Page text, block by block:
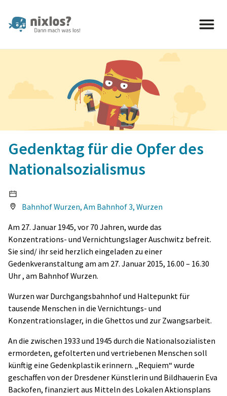
nixlos? Dann mach was
Gedenktag für die Opfer des
Nationalsozialismus
Bahnhof Wurzen, Am Bahnhof 3, Wurzen
Am 27. Januar 1945, vor 70 Jahren, wurde das
Konzentrations- und Vernichtungslager Auschwitz befreit.
Sie sind/ ihr seid herzlich eingeladen zu einer
Gedenkveranstaltung am am 27. Januar 2015, 16.00 – 16.30
Uhr , am Bahnhof Wurzen.
Wurzen war Durchgangsbahnhof und Haltepunkt für
tausende Menschen in die Vernichtungs- und
Konzentrationslager, in die Ghettos und zur Zwangsarbeit.
An die zwischen 1933 und 1945 durch die Nationalsozialisten
ermordeten, gefolterten und vertriebenen Menschen soll
künftig eine Gedenkplastik erinnern. „Requiem“ wurde
geschaffen von der Dresdener Künstlerin und Bildhauerin Eva
Backofen, finanziert aus Mitteln des Lokalen Aktionsplans